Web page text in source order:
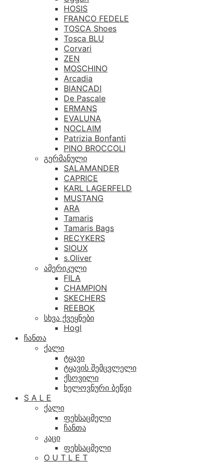
HOSIS
FRANCO FEDELE
TOSCA Shoes
Tosca BLU
Corvari
ZEN
MOSCHINO
Arcadia
BIANCADI
De Pascale
ERMANS
EVALUNA
NOCLAIM
Patrizia Bonfanti
PINO BROCCOLI
გერმანული
SALAMANDER
CAPRICE
KARL LAGERFELD
MUSTANG
ARA
Tamaris
Tamaris Bags
RECYKERS
SIOUX
s.Oliver
ამერიკული
FILA
CHAMPION
SKECHERS
REEBOK
სხვა ქვეყნები
Hogl
ჩანთა
ქალი
ტყავი
ტყავის შემცვლელი
ქსოვილი
ხელოვნური ბეწვი
S A L E
ქალი
ფეხსაცმელი
ჩანთა
კაცი
ფეხსაცმელი
O U T L E T